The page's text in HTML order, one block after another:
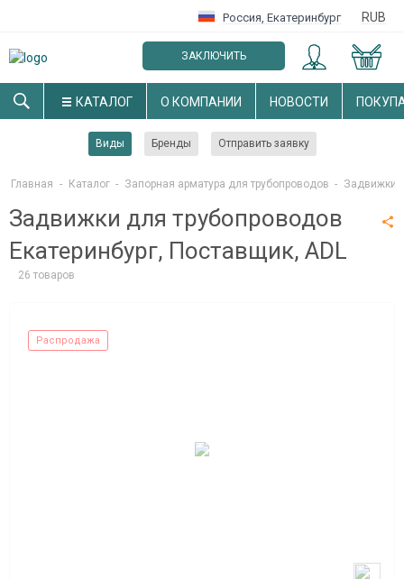
Россия, Екатеринбург RUB
ЗАКЛЮЧИТЬ
ОПТОВЫЙ ДОГОВОР
КАТАЛОГ О КОМПАНИИ НОВОСТИ
Виды Бренды Отправить заявку
Главная - Каталог - Запорная арматура для трубопроводов - Задвижки
Задвижки для трубопроводов
Екатеринбург, Поставщик, ADL
26 товаров
Распродажа